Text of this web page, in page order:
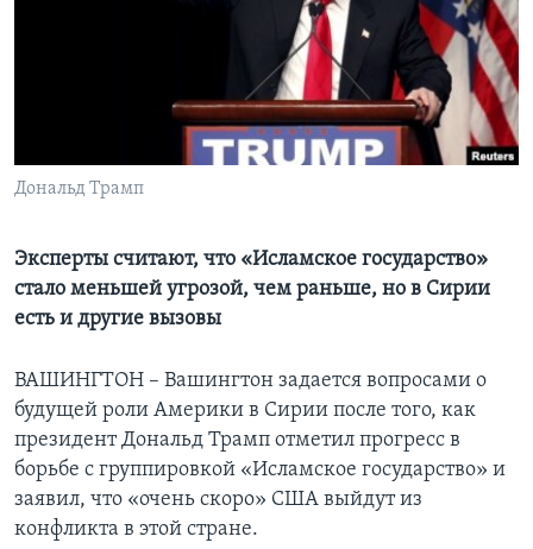
Дональд Трамп
Эксперты считают, что «Исламское государство»
стало меньшей угрозой, чем раньше, но в Сирии
есть и другие вызовы
ВАШИНГТОН – Вашингтон задается вопросами о
будущей роли Америки в Сирии после того, как
президент Дональд Трамп отметил прогресс в
борьбе с группировкой «Исламское государство» и
заявил, что «очень скоро» США выйдут из
конфликта в этой стране.